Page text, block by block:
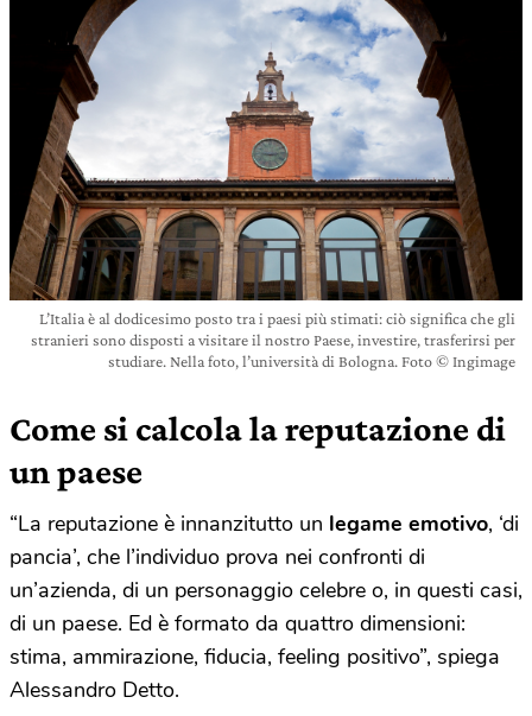
L’Italia è al dodicesimo posto tra i paesi più stimati: ciò significa che gli
stranieri sono disposti a visitare il nostro Paese, investire, trasferirsi per
studiare. Nella foto, l’università di Bologna. Foto © Ingimage
Come si calcola la reputazione di
un paese
“La reputazione è innanzitutto un legame emotivo, ‘di
pancia’, che l’individuo prova nei confronti di
un’azienda, di un personaggio celebre o, in questi casi,
di un paese. Ed è formato da quattro dimensioni:
stima, ammirazione, fiducia, feeling positivo”, spiega
Alessandro Detto.